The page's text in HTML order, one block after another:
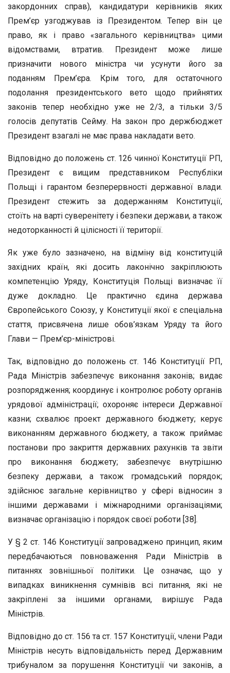
закордонних справ), кандидатури керівників яких
Прем’єр узгоджував із Президентом. Тепер він це
право, як і право «загального керівництва» цими
відомствами, втратив. Президент може лише
призначити нового міністра чи усунути його за
поданням Прем’єра. Крім того, для остаточного
подолання президентського вето щодо прийнятих
законів тепер необхідно уже не 2/3, а тільки 3/5
голосів депутатів Сейму. На закон про держбюджет
Президент взагалі не має права накладати вето.
Відповідно до положень ст. 126 чинної Конституції РП,
Президент є вищим представником Республіки
Польщі і гарантом безперервності державної влади.
Президент стежить за додержанням Конституції,
стоїть на варті суверенітету і безпеки держави, а також
недоторканності й цілісності її території.
Як уже було зазначено, на відміну від конституцій
західних країн, які досить лаконічно закріплюють
компетенцію Уряду, Конституція Польщі визначає її
дуже докладно. Це практично єдина держава
Європейського Союзу, у Конституції якої є спеціальна
стаття, присвячена лише обов’язкам Уряду та його
Глави — Прем’єр-міністрові.
Так, відповідно до положень ст. 146 Конституції РП,
Рада Міністрів забезпечує виконання законів; видає
розпорядження; координує і контролює роботу органів
урядової адміністрації; охороняє інтереси Державної
казни; схвалює проект державного бюджету; керує
виконанням державного бюджету, а також приймає
постанови про закриття державних рахунків та звіти
про виконання бюджету; забезпечує внутрішню
безпеку держави, а також громадський порядок;
здійснює загальне керівництво у сфері відносин з
іншими державами і міжнародними організаціями;
визначає організацію і порядок своєї роботи [38].
У § 2 ст. 146 Конституції запроваджено принцип, яким
передбачаються повноваження Ради Міністрів в
питаннях зовнішньої політики. Це означає, що у
випадках виникнення сумнівів всі питання, які не
закріплені за іншими органами, вирішує Рада
Міністрів.
Відповідно до ст. 156 та ст. 157 Конституції, члени Ради
Міністрів несуть відповідальність перед Державним
трибуналом за порушення Конституції чи законів, а